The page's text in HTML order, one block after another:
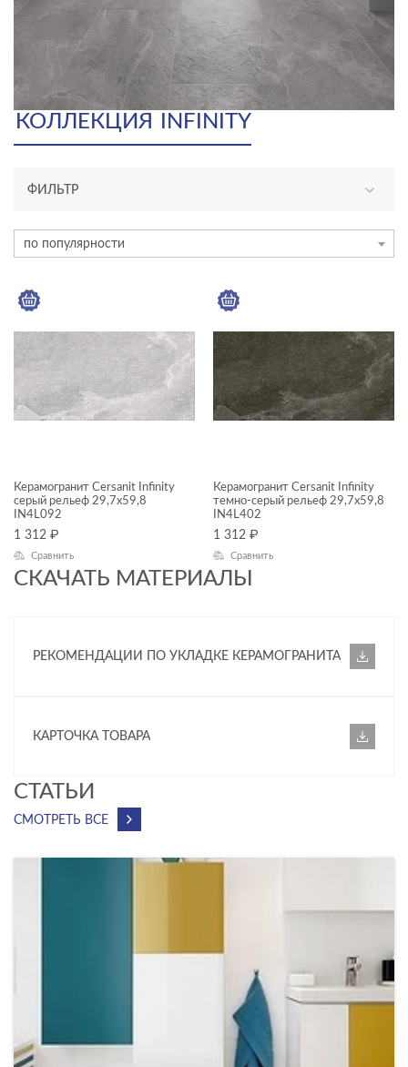
СКАЧАТЬ МАТЕРИАЛЫ
РЕКОМЕНДАЦИИ ПО УКЛАДКЕ КЕРАМОГРАНИТА
КАРТОЧКА ТОВАРА
CТАТЬИ
СМОТРЕТЬ ВСЕ
КОЛЛЕКЦИЯ INFINITY
ФИЛЬТР
керамогранит
ЦВЕТ
ФОРМАТ ПЛИТКИ, СМ
Infinity
Коридор
по популярности
Керамогранит Cersanit Infinity
серый рельеф 29,7x59,8
IN4L092
1 312 ₽
Сравнить
Керамогранит Cersanit Infinity
темно-серый рельеф 29,7x59,8
IN4L402
1 312 ₽
Сравнить